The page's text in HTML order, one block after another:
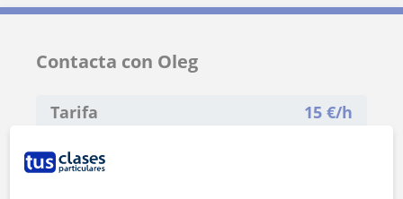
Contacta con Oleg
Tarifa 15 €/h
1ª clase gratis